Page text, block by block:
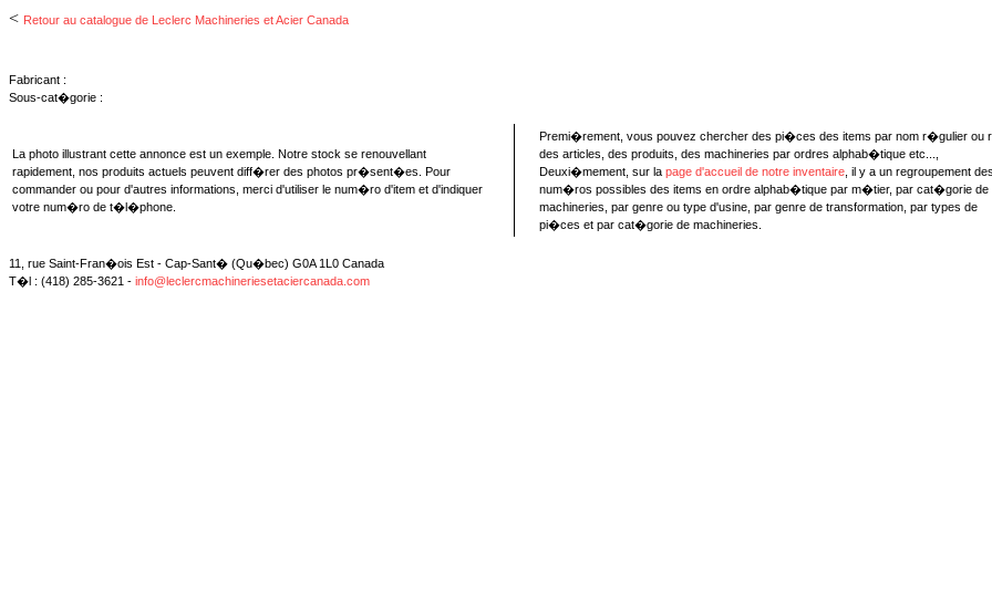
< Retour au catalogue de Leclerc Machineries et Acier Canada
Fabricant :
Sous-cat�gorie :
La photo illustrant cette annonce est un exemple. Notre stock se renouvellant
rapidement, nos produits actuels peuvent diff�rer des photos pr�sent�es. Pour
commander ou pour d'autres informations, merci d'utiliser le num�ro d'item et d'indiquer
votre num�ro de t�l�phone.
Premi�rement, vous pouvez chercher des pi�ces des items par nom r�gulier ou
des articles, des produits, des machineries par ordres alphab�tique etc...,
Deuxi�mement, sur la page d'accueil de notre inventaire , il y a un regroupement des
num�ros possibles des items en ordre alphab�tique par m�tier, par cat�gorie de
machineries, par genre ou type d'usine, par genre de transformation, par types de
pi�ces et par cat�gorie de machineries.
11, rue Saint-Fran�ois Est - Cap-Sant� (Qu�bec) G0A 1L0 Canada
T�l : (418) 285-3621 - info@leclercmachineriesetaciercanada.com